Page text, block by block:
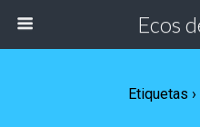
Ecos
Etiquetas